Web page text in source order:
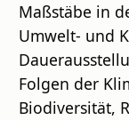
Maßstäbe in
Umwelt- und
Folgen der
Biodiversität,